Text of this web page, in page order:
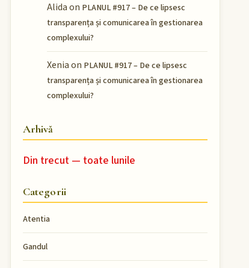
Alidaon PLANUL #917 – De ce lipsesc
transparența și comunicarea în gestionarea
complexului?
Xeniaon PLANUL #917 – De ce lipsesc
transparența și comunicarea în gestionarea
complexului?
Arhivă
Din trecut — toate lunile
Categorii
Atentia
Gandul